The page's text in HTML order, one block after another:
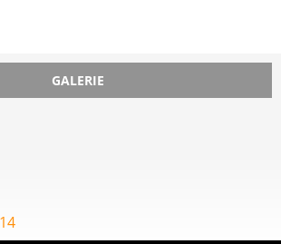
GALERIE